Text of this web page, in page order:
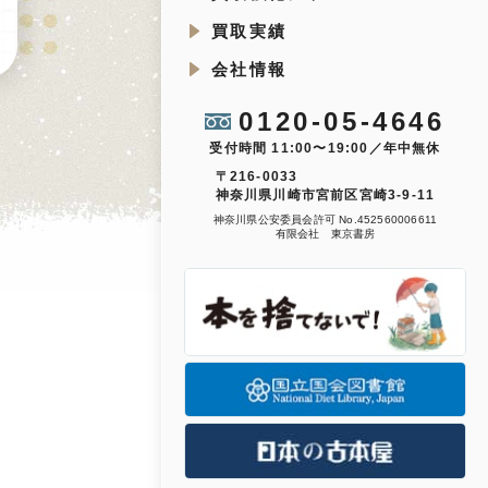
買取実績
会社情報
0120-05-4646
受付時間 11:00〜19:00／年中無休
〒216-0033
神奈川県川崎市宮前区宮崎3-9-11
神奈川県公安委員会許可 No.452560006611
有限会社 東京書房